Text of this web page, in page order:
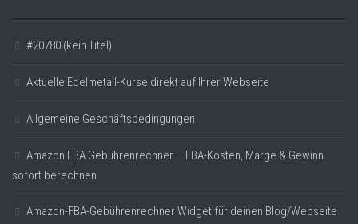
#20780 (kein Titel)
Aktuelle Edelmetall-Kurse direkt auf Ihrer Webseite
Allgemeine Geschäftsbedingungen
Amazon FBA Gebührenrechner – FBA-Kosten, Marge & Gewinn
sofort berechnen
Amazon-FBA-Gebührenrechner Widget für deinen Blog/Webseite